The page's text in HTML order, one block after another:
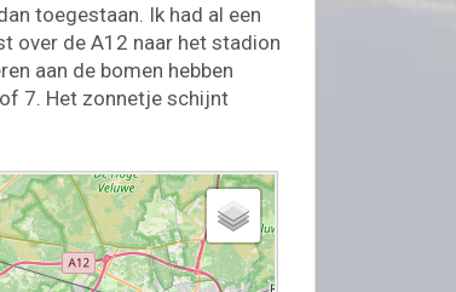
toegestaan. Ik had al een
over de A12 naar het stadion
aan de bomen hebben
7. Het zonnetje schijnt